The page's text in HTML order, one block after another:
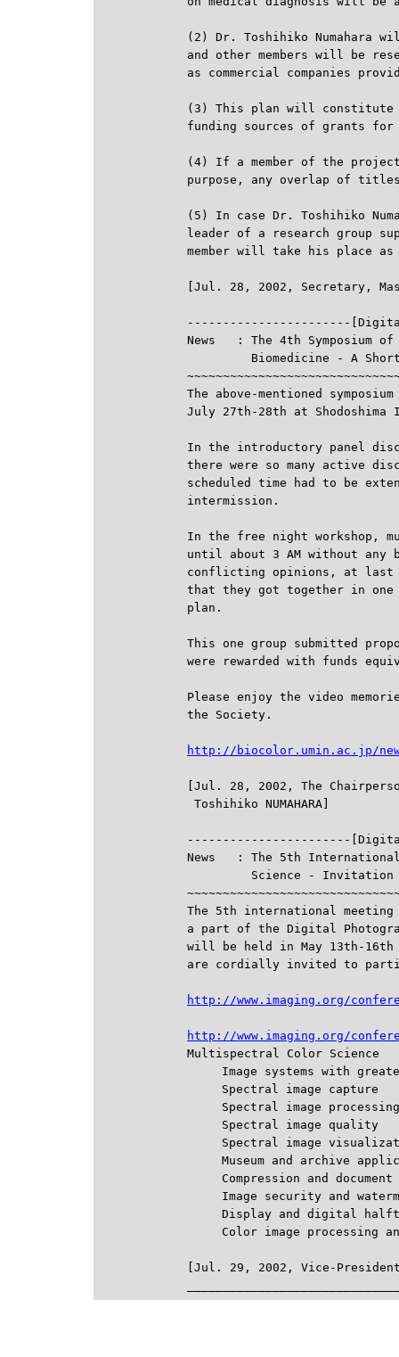
(2) Dr. Toshihiko Numahara
and other members will be
as commercial companies
(3) This plan will
funding sources of grants
(4) If a member of the
purpose, any overlap of
(5) In case Dr. Toshihiko
leader of a research group
member will take his place
-----------------------
News   : The 4th
Biomedicine - A
The above-mentioned
July 27th-28th at
In the introductory panel
there were so many active
scheduled time had to be
intermission.
In the free night workshop,
until about 3 AM without any
conflicting opinions, at last
that they got together in one
plan.
This one group submitted
were rewarded with funds
Please enjoy the video
the Society.
http://biocolor.umin.ac.jp/
[Jul. 28, 2002, The
-----------------------
News   : The 5th
Science - Invitation
The 5th international
a part of the Digital
will be held in May 13th-16th
are cordially invited to
http://www.imaging.org/
http://www.imaging.org/
Multispectral Color Science
Image systems with
Spectral image capture
Spectral image processing
Spectral image quality
Spectral image
Museum and archive
Compression and document
Image security and
Display and digital
Color image processing
[Jul. 29, 2002, Vice-